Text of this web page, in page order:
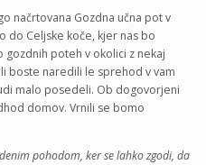
načrtovana Gozdna učna pot v
do Celjske koče, kjer nas bo
gozdnih poteh v okolici z nekaj
boste naredili le sprehod v vam
malo posedeli. Ob dogovorjeni
domov. Vrnili se bomo
pohodom, ker se lahko zgodi, da